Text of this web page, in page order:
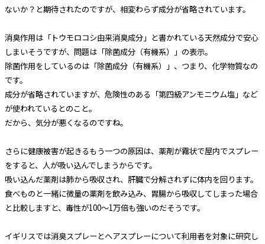
ないか？と期待されたのですが、相変わらず成分が省略されています。
消臭作用は「トウモロコシ由来消臭成分」と書かれている天然成分で安心
しまいそうですが、問題は「除菌成分（有機系）」の表示。
除菌作用をしているのは「除菌成分（有機系）」、つまり、化学物質なの
です。
成分が省略されていますが、危険性のある「第四級アンモニウム塩」など
が使われているとのこと。
だから、気分が悪くなるのですね。
さらに健康被害が起きるもう一つの原因は、薬剤が霧状で屋内でスプレー
をすると、人が吸い込んでしまうからです。
吸い込んだ薬剤は肺から吸収され、肝臓で分解されずに体内を回ります。
食べものと一緒に微量の薬剤を飲み込み、胃腸から吸収してしまった場合
と比較しますと、毒性が100～1万倍も強いのだそうです。
イギリスでは消臭スプレーとヘアスプレーについて利用者を対象に研究し